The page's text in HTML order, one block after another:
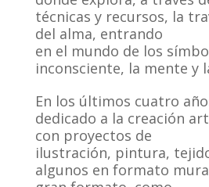
técnicas y recursos, la
del alma, entrando
en el mundo de los
inconsciente, la mente y
En los últimos cuatro
dedicado a la creación
con proyectos de
ilustración, pintura,
algunos en formato